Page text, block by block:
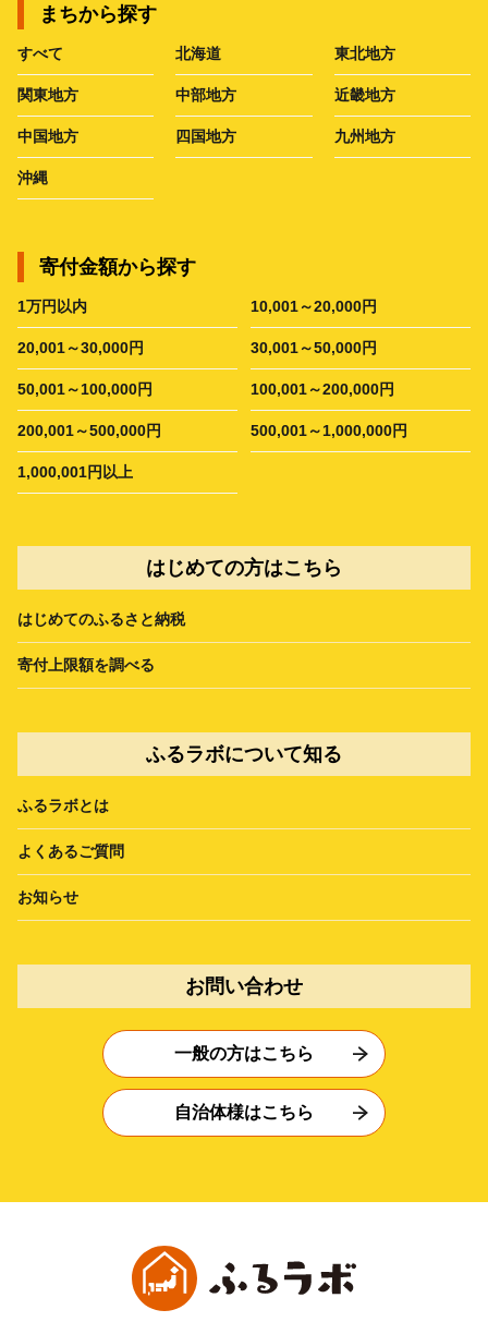
まちから探す
すべて 北海道 東北地方
関東地方 中部地方 近畿地方
中国地方 四国地方 九州地方
沖縄
寄付金額から探す
1万円以内 10,001～20,000円
20,001～30,000円 30,001～50,000円
50,001～100,000円 100,001～200,000円
200,001～500,000円 500,001～1,000,000円
1,000,001円以上
はじめての方はこちら
はじめてのふるさと納税
寄付上限額を調べる
ふるラボについて知る
ふるラボとは
よくあるご質問
お知らせ
お問い合わせ
一般の方はこちら
自治体様はこちら